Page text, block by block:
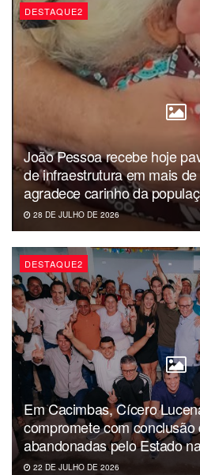
DESTAQUE2
João Pessoa recebe hoje
de infraestrutura em mais
agradece carinho da
28 DE JULHO DE 2026
DESTAQUE2
Em Cacimbas, Cícero
compromete com conclusão
abandonadas pelo Estado
22 DE JULHO DE 2026